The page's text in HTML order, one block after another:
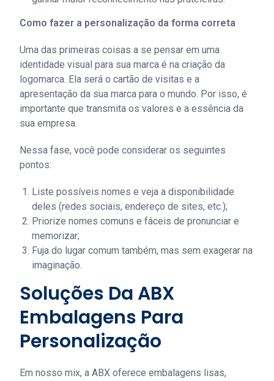
Como fazer a personalização da forma correta
Uma das primeiras coisas a se pensar em uma
identidade visual para sua marca é na criação da
logomarca. Ela será o cartão de visitas e a
apresentação da sua marca para o mundo. Por isso, é
importante que transmita os valores e a essência da
sua empresa.
Nessa fase, você pode considerar os seguintes
pontos:
Liste possíveis nomes e veja a disponibilidade
deles (redes sociais, endereço de sites, etc.);
Priorize nomes comuns e fáceis de pronunciar e
memorizar;
Fuja do lugar comum também, mas sem exagerar na
imaginação.
Soluções Da ABX
Embalagens Para
Personalização
Em nosso mix, a ABX oferece embalagens lisas,